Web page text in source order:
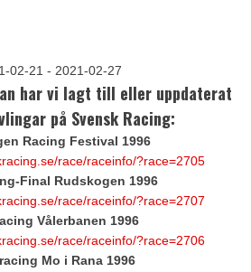
02-21 - 2021-02-27
har vi lagt till eller uppdaterat
på Svensk Racing:
Racing Festival 1996
race/raceinfo/?race=2705
Final Rudskogen 1996
race/raceinfo/?race=2707
Vålerbanen 1996
race/raceinfo/?race=2706
Mo i Rana 1996